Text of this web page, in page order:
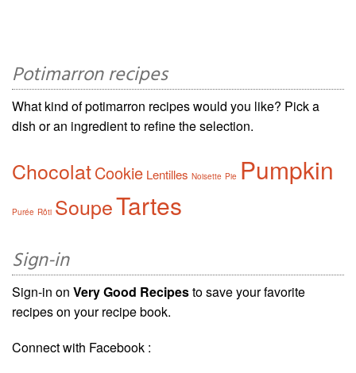
Potimarron recipes
What kind of potimarron recipes would you like? Pick a
dish or an ingredient to refine the selection.
ChocolatCookie Lentilles Noisette Pie Pumpkin
Purée Rôti SoupeTartes
Sign-in
Sign-in on Very Good Recipesto save your favorite
recipes on your recipe book.
Connect with Facebook :